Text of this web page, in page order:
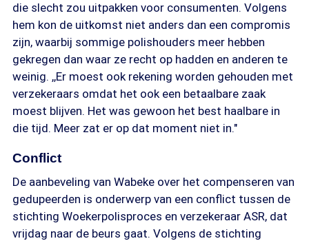
die slecht zou uitpakken voor consumenten. Volgens
hem kon de uitkomst niet anders dan een compromis
zijn, waarbij sommige polishouders meer hebben
gekregen dan waar ze recht op hadden en anderen te
weinig. ,,Er moest ook rekening worden gehouden met
verzekeraars omdat het ook een betaalbare zaak
moest blijven. Het was gewoon het best haalbare in
die tijd. Meer zat er op dat moment niet in."
Conflict
De aanbeveling van Wabeke over het compenseren van
gedupeerden is onderwerp van een conflict tussen de
stichting Woekerpolisproces en verzekeraar ASR, dat
vrijdag naar de beurs gaat. Volgens de stichting